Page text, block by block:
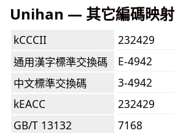
Unihan — 其它編碼映射
kCCCII
232429
通用漢字標準交換碼
E-4942
中文標準交換碼
3-4942
kEACC
232429
GB/T 13132
7168